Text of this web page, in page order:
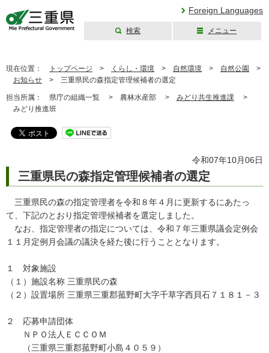
Foreign Languages
検索 メニュー
現在位置： トップページ > くらし・環境 > 自然環境 > 自然公園
>
お知らせ > 三重県民の森指定管理候補者の選定
担当所属： 県庁の組織一覧 > 農林水産部 > みどり共生推進課 >
みどり推進班
令和07年10月06日
三重県民の森指定管理候補者の選定
三重県民の森の指定管理者を令和８年４月に更新するにあたっ
て、下記のとおり指定管理候補者を選定しました。
なお、指定管理者の指定については、令和７年三重県議会定例会
１１月定例月会議の議決を経た後に行うこととなります。
１ 対象施設
（１）施設名称 三重県民の森
（２）設置場所 三重県三重郡菰野町大字千草字西貝石７１８１－３
２ 応募申請団体
ＮＰＯ法人ＥＣＣＯＭ
（三重県三重郡菰野町小島４０５９）